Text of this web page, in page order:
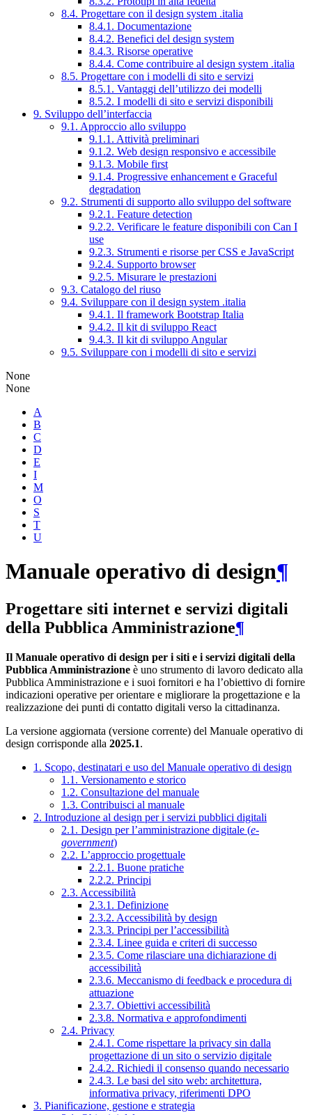
8.4. Progettare con il design system .italia
8.4.1. Documentazione
8.4.2. Benefici del design system
8.4.3. Risorse operative
8.4.4. Come contribuire al design system .italia
8.5. Progettare con i modelli di sito e servizi
8.5.1. Vantaggi dell’utilizzo dei modelli
8.5.2. I modelli di sito e servizi disponibili
9. Sviluppo dell’interfaccia
9.1. Approccio allo sviluppo
9.1.1. Attività preliminari
9.1.2. Web design responsivo e accessibile
9.1.3. Mobile first
9.1.4. Progressive enhancement e Graceful
degradation
9.2. Strumenti di supporto allo sviluppo del software
9.2.1. Feature detection
9.2.2. Verificare le feature disponibili con Can I
use
9.2.3. Strumenti e risorse per CSS e JavaScript
9.2.4. Supporto browser
9.2.5. Misurare le prestazioni
9.3. Catalogo del riuso
9.4. Sviluppare con il design system .italia
9.4.1. Il framework Bootstrap Italia
9.4.2. Il kit di sviluppo React
9.4.3. Il kit di sviluppo Angular
9.5. Sviluppare con i modelli di sito e servizi
None
None
A
B
C
D
E
I
M
O
S
T
U
Manuale operativo di design¶
Progettare siti internet e servizi digitali
della Pubblica Amministrazione¶
Il Manuale operativo di design per i siti e i servizi digitali della
Pubblica Amministrazione è uno strumento di lavoro dedicato alla
Pubblica Amministrazione e i suoi fornitori e ha l’obiettivo di fornire
indicazioni operative per orientare e migliorare la progettazione e la
realizzazione dei punti di contatto digitali verso la cittadinanza.
La versione aggiornata (versione corrente) del Manuale operativo di
design corrisponde alla 2025.1.
1. Scopo, destinatari e uso del Manuale operativo di design
1.1. Versionamento e storico
1.2. Consultazione del manuale
1.3. Contribuisci al manuale
2. Introduzione al design per i servizi pubblici digitali
2.1. Design per l’amministrazione digitale (e-
government)
2.2. L’approccio progettuale
2.2.1. Buone pratiche
2.2.2. Principi
2.3. Accessibilità
2.3.1. Definizione
2.3.2. Accessibilità by design
2.3.3. Principi per l’accessibilità
2.3.4. Linee guida e criteri di successo
2.3.5. Come rilasciare una dichiarazione di
accessibilità
2.3.6. Meccanismo di feedback e procedura di
attuazione
2.3.7. Obiettivi accessibilità
2.3.8. Normativa e approfondimenti
2.4. Privacy
2.4.1. Come rispettare la privacy sin dalla
progettazione di un sito o servizio digitale
2.4.2. Richiedi il consenso quando necessario
2.4.3. Le basi del sito web: architettura,
informativa privacy, riferimenti DPO
3. Pianificazione, gestione e strategia